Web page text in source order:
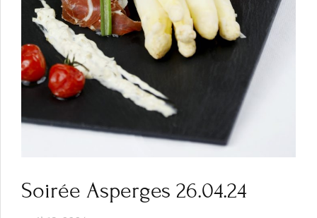
Soirée Asperges 26.04.24